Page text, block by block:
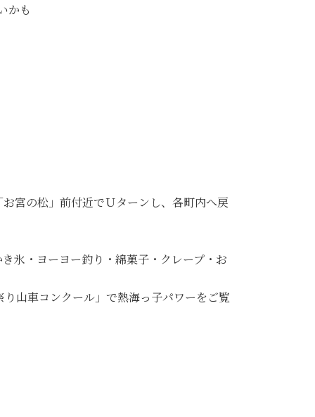
かも
宮の松」前付近でＵターンし、各町内へ戻
氷・ヨーヨー釣り・綿菓子・クレープ・お
山車コンクール」で熱海っ子パワーをご覧